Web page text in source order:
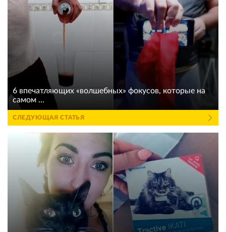
6 впечатляющих «волшебных» фокусов, которые на
самом ...
СЛЕДУЮЩАЯ СТАТЬЯ